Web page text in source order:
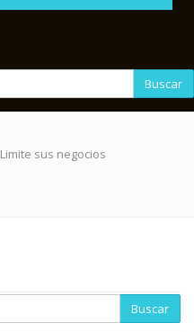
Buscar
Limite sus negocios
Buscar